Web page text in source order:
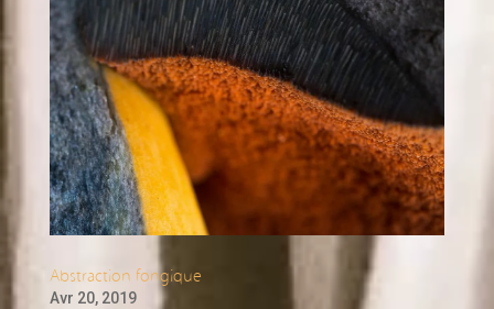
Abstraction fongique
Avr 20, 2019